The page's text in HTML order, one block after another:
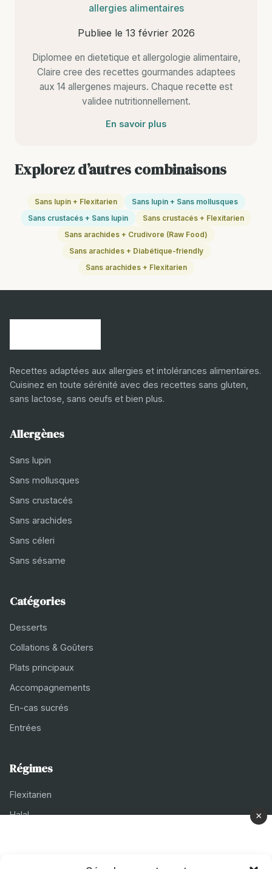
allergies alimentaires
Publiee le 13 février 2026
Diplomee en dietetique et allergologie alimentaire,
Claire cree des recettes gourmandes adaptees
aux 14 allergenes majeurs. Chaque recette est
validee nutritionnellement.
En savoir plus
Explorez d’autres combinaisons
Sans lupin + Flexitarien
Sans lupin + Sans mollusques
Sans crustacés + Sans lupin
Sans crustacés + Flexitarien
Sans arachides + Crudivore (Raw Food)
Sans arachides + Diabétique-friendly
Sans arachides + Flexitarien
Recettes adaptées aux allergies et intolérances alimentaires.
Cuisinez en toute sérénité avec des recettes sans gluten,
sans lactose, sans oeufs et bien plus.
Allergènes
Sans lupin
Sans mollusques
Sans crustacés
Sans arachides
Sans céleri
Sans sésame
Catégories
Desserts
Collations & Goûters
Plats principaux
Accompagnements
En-cas sucrés
Entrées
Régimes
Flexitarien
Halal
×